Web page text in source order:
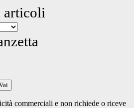
articoli
commerciali e non richiede o riceve